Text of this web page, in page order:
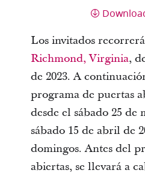
Los invitados
Richmond, Virginia,
de 2023. A
programa de puertas
desde el sábado 25 de
sábado 15 de abril de
domingos. Antes del
abiertas, se llevará a